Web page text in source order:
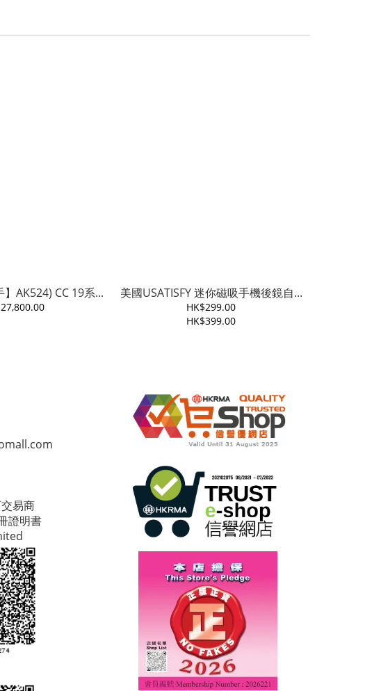
】AK524) CC 19系... 美國USATISFY 迷你磁吸手機後鏡自...
HK$299.00
HK$399.00
易商
證明書